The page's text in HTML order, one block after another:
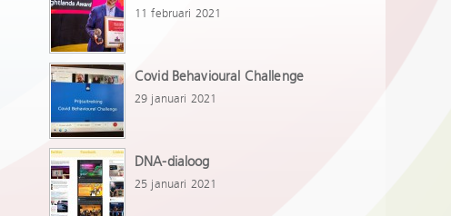
11 februari 2021
Covid Behavioural Challenge
29 januari 2021
DNA-dialoog
25 januari 2021